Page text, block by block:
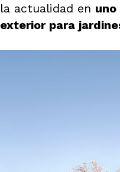
la actualidad en
exterior para